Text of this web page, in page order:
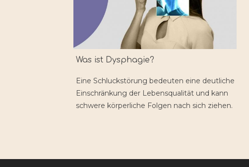
Was ist Dysphagie?
Eine Schluckstörung bedeuten eine deutliche
Einschränkung der Lebensqualität und kann
schwere körperliche Folgen nach sich ziehen.